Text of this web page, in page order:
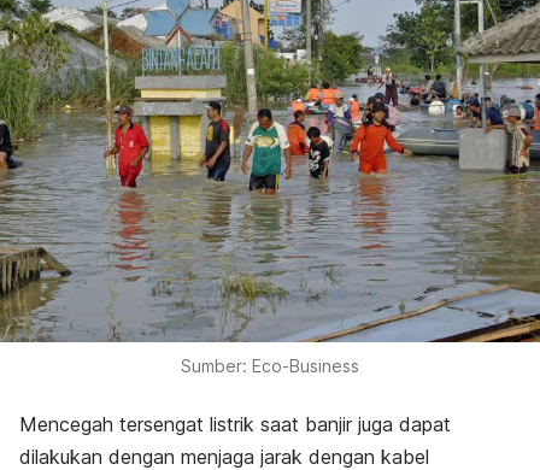
Sumber: Eco-Business
Mencegah tersengat listrik saat banjir juga dapat
dilakukan dengan menjaga jarak dengan kabel